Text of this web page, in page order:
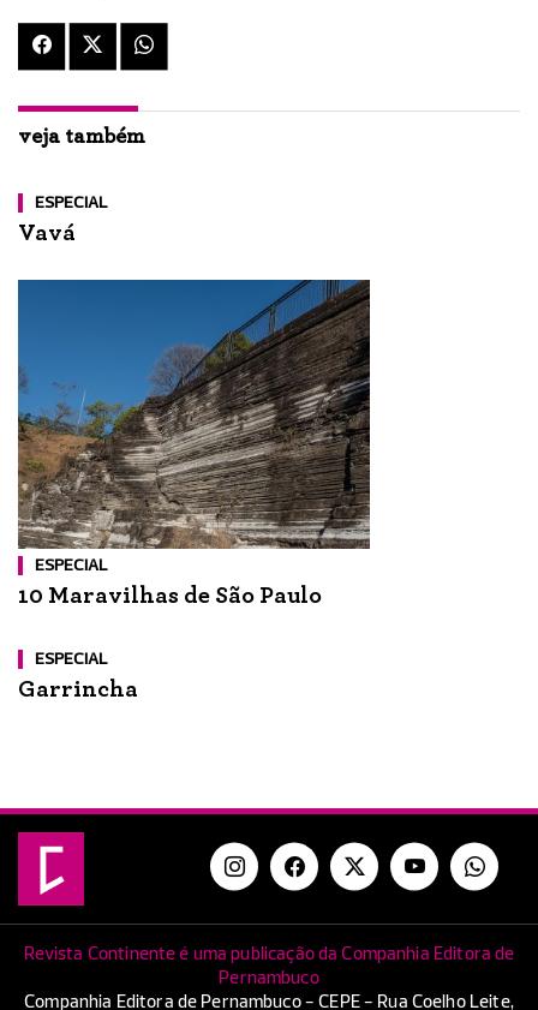
veja também
ESPECIAL
Vavá
ESPECIAL
10 Maravilhas de São Paulo
ESPECIAL
Garrincha
Revista Continente é uma publicação da Companhia Editora de
Pernambuco
Companhia Editora de Pernambuco - CEPE - Rua Coelho Leite,